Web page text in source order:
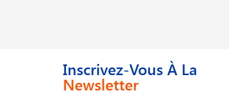
Inscrivez-Vous À La
Newsletter